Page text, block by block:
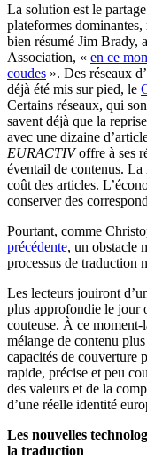
La solution est le
plateformes dominantes,
bien résumé Jim Brady,
Association, « en ce
coudes ». Des réseaux
déjà été mis sur pied, le
Certains réseaux, qui
savent déjà que la
avec une dizaine
EURACTIVoffre à ses
éventail de contenus. La
coût des articles.
conserver des
Pourtant, comme
précédente, un obstacle
processus de traduction
Les lecteurs jouiront
plus approfondie le jour
couteuse. À ce
mélange de contenu
capacités de couverture
rapide, précise et peu
des valeurs et de la
d’une réelle identité
Les nouvelles
la traduction